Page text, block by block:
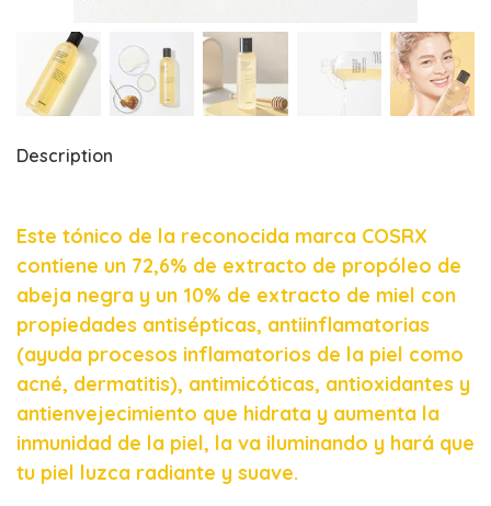
Description
Este tónico de la reconocida marca COSRX
contiene un 72,6% de extracto de propóleo de
abeja negra y un 10% de extracto de miel con
propiedades antisépticas, antiinflamatorias
(ayuda procesos inflamatorios de la piel como
acné, dermatitis), antimicóticas, antioxidantes y
antienvejecimiento que hidrata y aumenta la
inmunidad de la piel, la va iluminando y hará que
tu piel luzca radiante y suave.